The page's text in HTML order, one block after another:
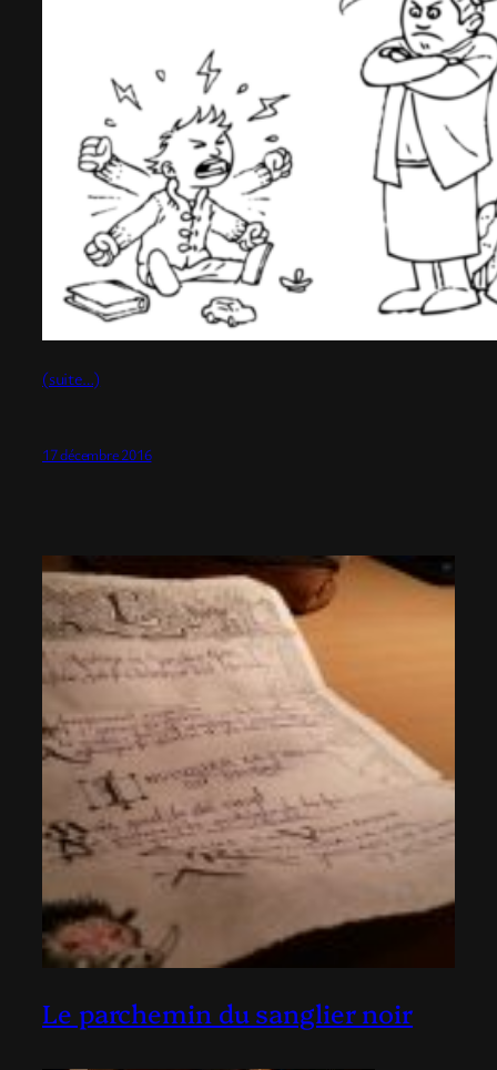
(suite…)
17 décembre 2016
Le parchemin du sanglier noir